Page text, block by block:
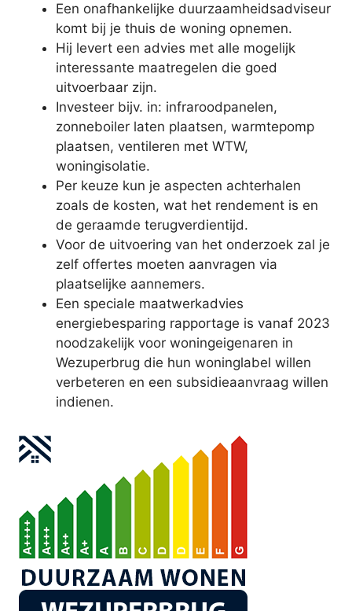
Een onafhankelijke duurzaamheidsadviseur
komt bij je thuis de woning opnemen.
Hij levert een advies met alle mogelijk
interessante maatregelen die goed
uitvoerbaar zijn.
Investeer bijv. in: infraroodpanelen,
zonneboiler laten plaatsen, warmtepomp
plaatsen, ventileren met WTW,
woningisolatie.
Per keuze kun je aspecten achterhalen
zoals de kosten, wat het rendement is en
de geraamde terugverdientijd.
Voor de uitvoering van het onderzoek zal je
zelf offertes moeten aanvragen via
plaatselijke aannemers.
Een speciale maatwerkadvies
energiebesparing rapportage is vanaf 2023
noodzakelijk voor woningeigenaren in
Wezuperbrug die hun woninglabel willen
verbeteren en een subsidieaanvraag willen
indienen.